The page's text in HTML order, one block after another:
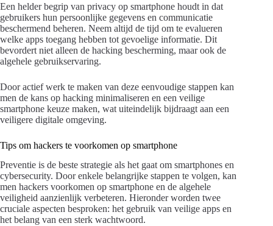
Een helder begrip van privacy op smartphone houdt in dat
gebruikers hun persoonlijke gegevens en communicatie
beschermend beheren. Neem altijd de tijd om te evalueren
welke apps toegang hebben tot gevoelige informatie. Dit
bevordert niet alleen de hacking bescherming, maar ook de
algehele gebruikservaring.
Door actief werk te maken van deze eenvoudige stappen kan
men de kans op hacking minimaliseren en een veilige
smartphone keuze maken, wat uiteindelijk bijdraagt aan een
veiligere digitale omgeving.
Tips om hackers te voorkomen op smartphone
Preventie is de beste strategie als het gaat om smartphones en
cybersecurity. Door enkele belangrijke stappen te volgen, kan
men hackers voorkomen op smartphone en de algehele
veiligheid aanzienlijk verbeteren. Hieronder worden twee
cruciale aspecten besproken: het gebruik van veilige apps en
het belang van een sterk wachtwoord.